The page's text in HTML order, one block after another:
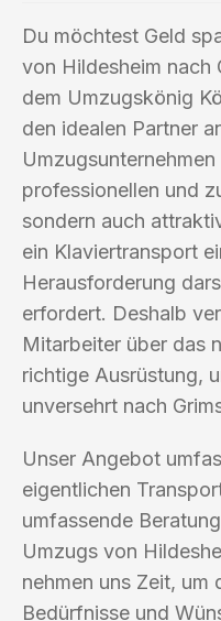
Du möchtest Geld
von Hildesheim nach
dem Umzugskönig
den idealen Partner
professionellen und
sondern auch
ein Klaviertransport
Herausforderung
erfordert. Deshalb
Mitarbeiter über das
richtige Ausrüstung,
unversehrt nach
Unser Angebot
eigentlichen
umfassende
Umzugs von
nehmen uns Zeit, um
Bedürfnisse und